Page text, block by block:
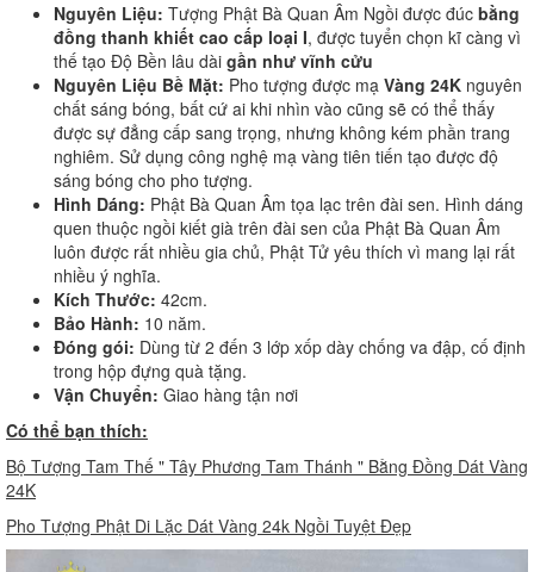
Nguyên Liệu: Tượng Phật Bà Quan Âm Ngồi được đúc bằng
đồng thanh khiết cao cấp loại I, được tuyển chọn kĩ càng vì
thế tạo Độ Bền lâu dài gần như vĩnh cửu
Nguyên Liệu Bề Mặt: Pho tượng được mạ Vàng 24K nguyên
chất sáng bóng, bất cứ ai khi nhìn vào cũng sẽ có thể thấy
được sự đẳng cấp sang trọng, nhưng không kém phần trang
nghiêm. Sử dụng công nghệ mạ vàng tiên tiến tạo được độ
sáng bóng cho pho tượng.
Hình Dáng: Phật Bà Quan Âm tọa lạc trên đài sen. Hình dáng
quen thuộc ngồi kiết già trên đài sen của Phật Bà Quan Âm
luôn được rất nhiều gia chủ, Phật Tử yêu thích vì mang lại rất
nhiều ý nghĩa.
Kích Thước: 42cm.
Bảo Hành: 10 năm.
Đóng gói: Dùng từ 2 đến 3 lớp xốp dày chống va đập, cố định
trong hộp đựng quà tặng.
Vận Chuyển: Giao hàng tận nơi
Có thể bạn thích:
Bộ Tượng Tam Thế " Tây Phương Tam Thánh " Bằng Đồng Dát Vàng
24K
Pho Tượng Phật Di Lặc Dát Vàng 24k Ngồi Tuyệt Đẹp